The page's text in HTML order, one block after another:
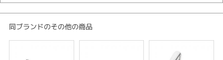
性別
同ブランドのその他の商品